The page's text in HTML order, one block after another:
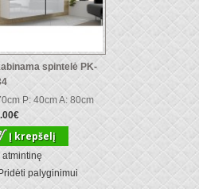
spintelė PK-
P: 40cm A: 80cm
Į atmintinę
Pridėti palyginimui